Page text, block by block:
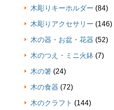
木彫りキーホルダー (84)
木彫りアクセサリー (146)
木の器・お盆・花器 (52)
木のつえ・ミニ火鉢 (7)
木の箸 (24)
木の食器 (72)
木のクラフト (144)